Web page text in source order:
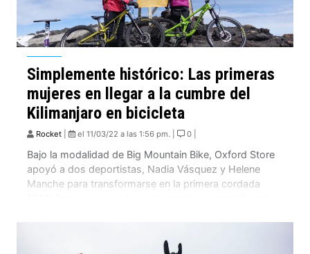
Simplemente histórico: Las primeras
mujeres en llegar a la cumbre del
Kilimanjaro en bicicleta
Rocket el 11/03/22 a las 1:56 pm. | 0 |
Bajo la modalidad de Big Mountain Bike, Oxford Store
apoyó a dos deportistas, Nadia Vásquez y Helene
Manche para transformarse en la primera cordada